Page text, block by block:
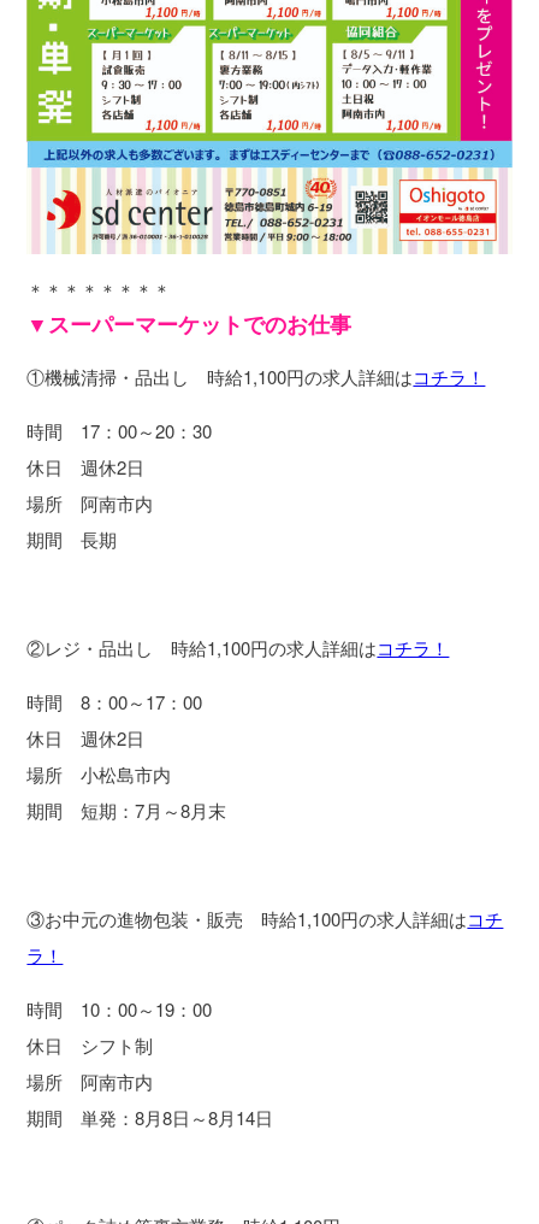
＊＊＊＊＊＊＊＊
▼スーパーマーケットでのお仕事
①機械清掃・品出し 時給1,100円の求人詳細はコチラ！
時間 17：00～20：30
休日 週休2日
場所 阿南市内
期間 長期
②レジ・品出し 時給1,100円の求人詳細はコチラ！
時間 8：00～17：00
休日 週休2日
場所 小松島市内
期間 短期：7月～8月末
③お中元の進物包装・販売 時給1,100円の求人詳細はコチ
ラ！
時間 10：00～19：00
休日 シフト制
場所 阿南市内
期間 単発：8月8日～8月14日